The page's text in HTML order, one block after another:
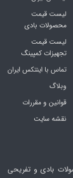
لیست قیمت
محصولات بادی
لیست قیمت
تجهیزات کمپینگ
تماس با اینتکس ایران
وبلاگ
قوانین و مقررات
نقشه سایت
بادی و تفریحی